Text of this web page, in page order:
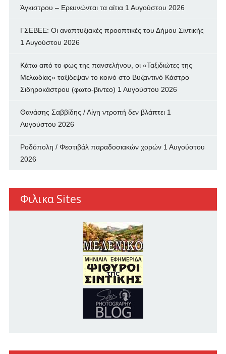
Άγκιστρου – Ερευνώνται τα αίτια 1 Αυγούστου 2026
ΓΣΕΒΕΕ: Οι αναπτυξιακές προοπτικές του Δήμου Σιντικής
1 Αυγούστου 2026
Κάτω από το φως της πανσελήνου, οι «Ταξιδιώτες της
Μελωδίας» ταξίδεψαν το κοινό στο Βυζαντινό Κάστρο
Σιδηροκάστρου (φωτο-βιντεο) 1 Αυγούστου 2026
Θανάσης Σαββίδης / Λίγη ντροπή δεν βλάπτει 1
Αυγούστου 2026
Ροδόπολη / Φεστιβάλ παραδοσιακών χορών 1 Αυγούστου
2026
Φιλικα Sites